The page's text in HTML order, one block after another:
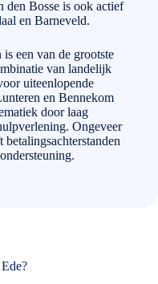
den Bosse is ook actief
en Barneveld.
een van de grootste
van landelijk
uiteenlopende
en Bennekom
door laag
Ongeveer
betalingsachterstanden